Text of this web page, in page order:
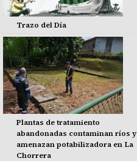
Trazo del Día
Plantas de tratamiento
abandonadas contaminan ríos y
amenazan potabilizadora en La
Chorrera